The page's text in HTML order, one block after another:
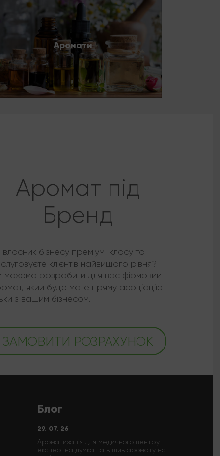
Аромати
Аромат під
Бренд
власник бізнесу преміум-класу та
клієнтів найвищого рівня?
можемо розробити для вас фірмовий
який буде мате пряму асоціацію
з вашим бізнесом.
ЗАМОВИТИ РОЗРАХУНОК
Блог
29. 07. 26
Ароматизація для медичного центру:
експертна думка та вплив аромату на